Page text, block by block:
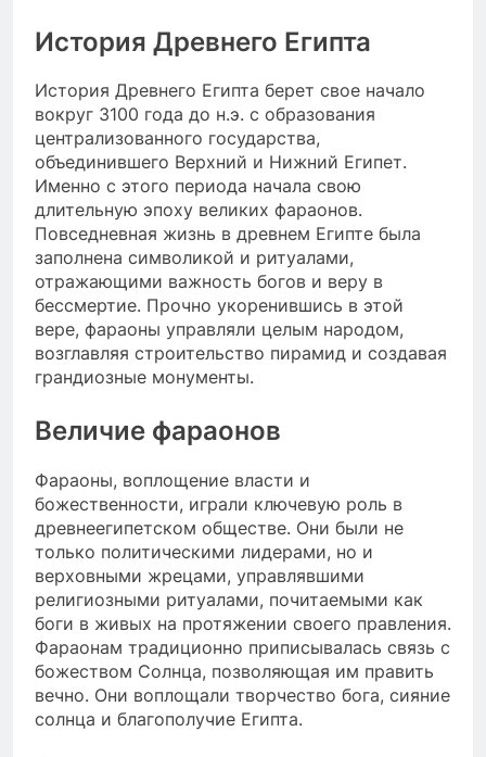
История Древнего Египта
История Древнего Египта берет свое начало
вокруг 3100 года до н.э. с образования
централизованного государства,
объединившего Верхний и Нижний Египет.
Именно с этого периода начала свою
длительную эпоху великих фараонов.
Повседневная жизнь в древнем Египте была
заполнена символикой и ритуалами,
отражающими важность богов и веру в
бессмертие. Прочно укоренившись в этой
вере, фараоны управляли целым народом,
возглавляя строительство пирамид и создавая
грандиозные монументы.
Величие фараонов
Фараоны, воплощение власти и
божественности, играли ключевую роль в
древнеегипетском обществе. Они были не
только политическими лидерами, но и
верховными жрецами, управлявшими
религиозными ритуалами, почитаемыми как
боги в живых на протяжении своего правления.
Фараонам традиционно приписывалась связь с
божеством Солнца, позволяющая им править
вечно. Они воплощали творчество бога, сияние
солнца и благополучие Египта.